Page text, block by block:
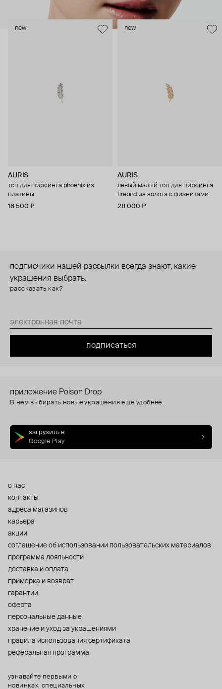
new
AURIS
топ для пирсинга phoenix из
платины
16 500 ₽
new
AURIS
левый малый топ для пирсинга
firebird из золота с фианитами
28 000 ₽
подписчики нашей рассылки всегда знают, какие
украшения выбрать.
рассказать как?
подписаться
приложение Poison Drop
В нем выбирать новые украшения еще удобнее.
загрузить в
Google Play
о нас
контакты
адреса магазинов
карьера
акции
cоглашение об использовании пользовательских материалов
программа лояльности
доставка и оплата
примерка и возврат
гарантии
оферта
персональные данные
хранение и уход за украшениями
правила использования сертификата
реферальная программа
узнавайте первыми о
новинках, специальных